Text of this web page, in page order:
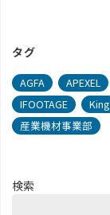
タグ
AGFA APEXEL
IFOOTAGE
King
産業機材事業部
検索